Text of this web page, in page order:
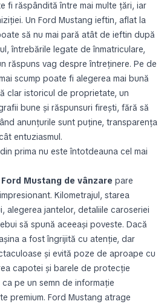
fi răspândită între mai multe țări, iar
Un Ford Mustang ieftin, aflat la
să nu mai pară atât de ieftin după
întrebările legate de înmatriculare,
răspuns vag despre întreținere. Pe de
scump poate fi alegerea mai bună
clar istoricul de proprietate, un
bune și răspunsuri firești, fără să
anunțurile sunt puține, transparența
entuziasmul.
prima nu este întotdeauna cel mai
Ford Mustang de vânzare pare
Kilometrajul, starea
alegerea jantelor, detaliile caroseriei
să spună aceeași poveste. Dacă
a fost îngrijită cu atenție, dar
și evită poze de aproape cu
capotei și barele de protecție
pe un semn de informație
premium. Ford Mustang atrage